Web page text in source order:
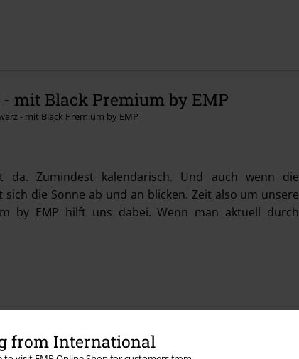
from International
mit Black Premium by EMP
Zumindest kalendarisch. Und auch wenn die
die Sonne ab und an blicken. Zeit also um unsere
by EMP hilft uns dabei. Wenn man aktuell durch
laden